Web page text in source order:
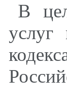
В
услуг